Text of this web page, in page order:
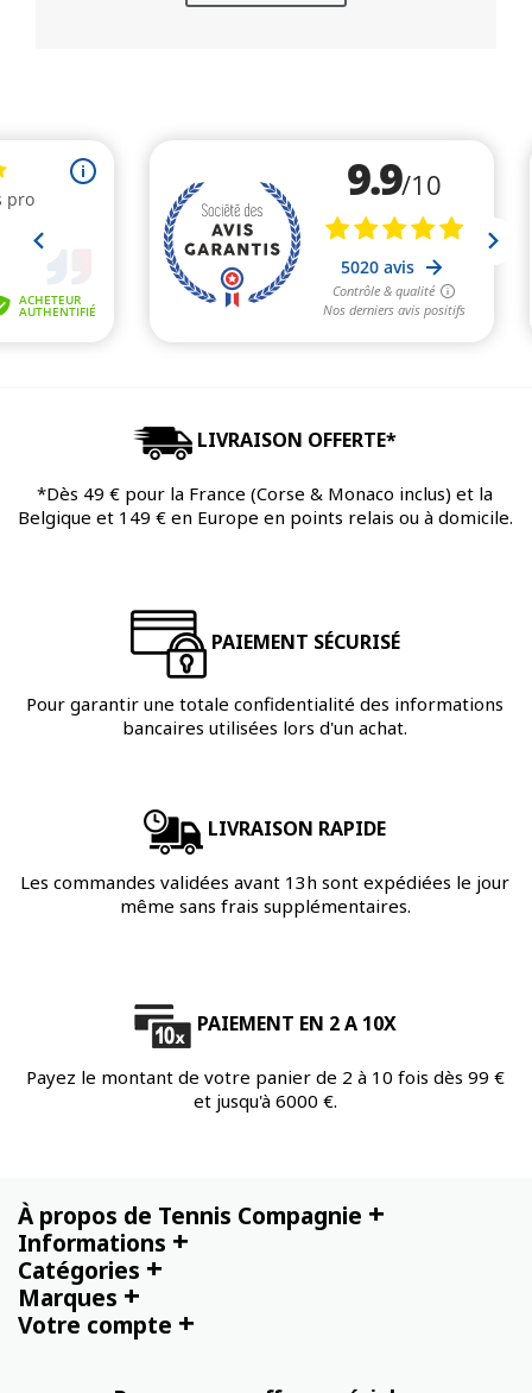
LIVRAISON OFFERTE*
*Dès 49 € pour la France (Corse & Monaco inclus) et la
Belgique et 149 € en Europe en points relais ou à domicile.
PAIEMENT SÉCURISÉ
Pour garantir une totale confidentialité des informations
bancaires utilisées lors d'un achat.
LIVRAISON RAPIDE
Les commandes validées avant 13h sont expédiées le jour
même sans frais supplémentaires.
PAIEMENT EN 2 A 10X
Payez le montant de votre panier de 2 à 10 fois dès 99 €
et jusqu'à 6000 €.
À propos de Tennis Compagnie +
Informations +
Catégories +
Marques +
Votre compte +